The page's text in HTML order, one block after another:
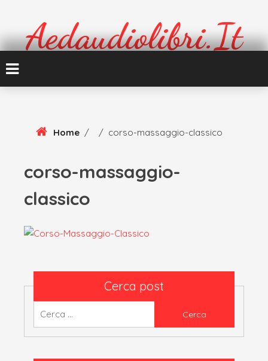
Aedaudiolibri.it
Home / / corso-massaggio-classico
corso-massaggio-
classico
Cerca post